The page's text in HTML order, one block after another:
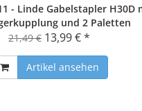
- Linde Gabelstapler H30D
und 2 Paletten
21,49 € 13,99 € *
Artikel ansehen